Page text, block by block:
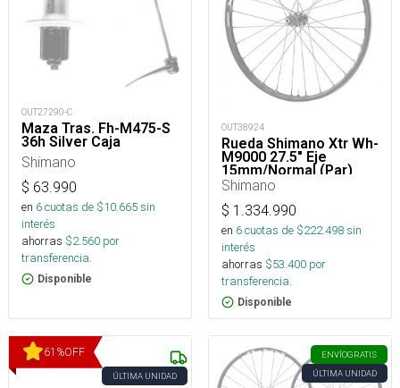
OUT27290-C
Maza Tras. Fh-M475-S
36h Silver Caja
Shimano
$ 63.990
en 6cuotas de $10.665sin
interés
ahorras $2.560 por
transferencia.
Disponible
OUT38924
Rueda Shimano Xtr Wh-
M9000 27.5" Eje
15mm/Normal (Par)
Shimano
$ 1.334.990
en 6cuotas de $222.498sin
interés
ahorras $53.400 por
transferencia.
Disponible
61 %OFF
ÚLTIMA UNIDAD
ENVÍOGRATIS
ÚLTIMA UNIDAD